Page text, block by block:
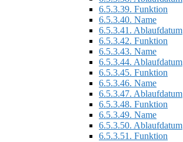
6.5.3.39. Funktion
6.5.3.40. Name
6.5.3.41. Ablaufdatum
6.5.3.42. Funktion
6.5.3.43. Name
6.5.3.44. Ablaufdatum
6.5.3.45. Funktion
6.5.3.46. Name
6.5.3.47. Ablaufdatum
6.5.3.48. Funktion
6.5.3.49. Name
6.5.3.50. Ablaufdatum
6.5.3.51. Funktion